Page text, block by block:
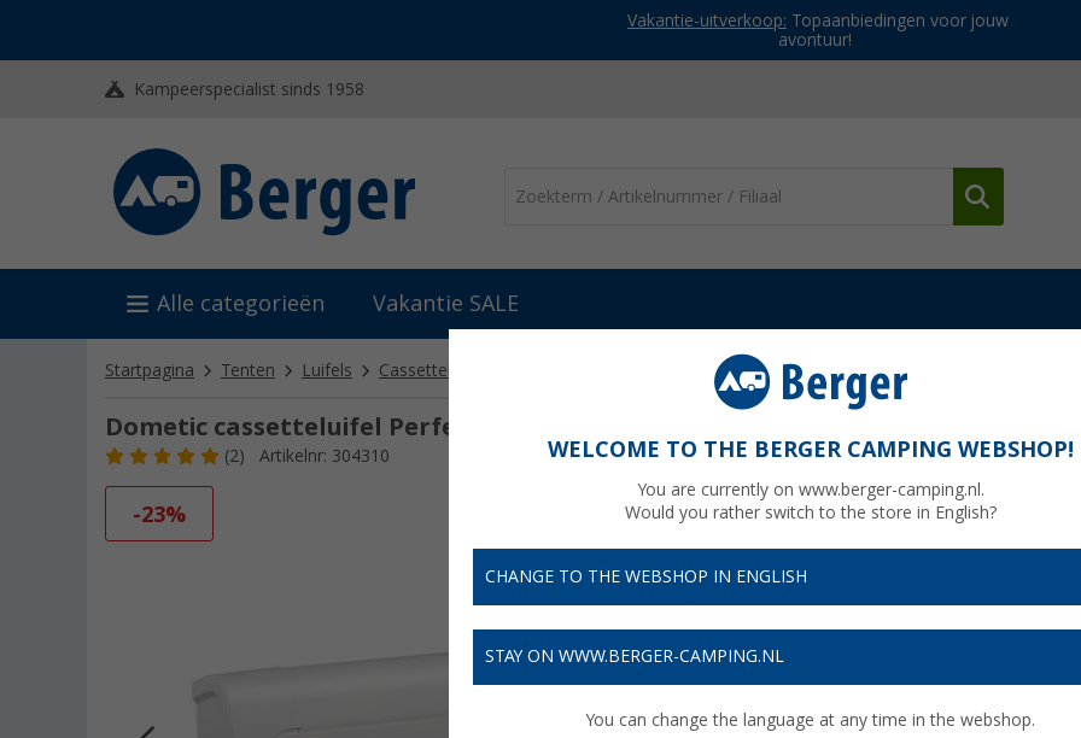
Vakantie-uitverkoop: Topaanbiedingen voor jouw
avontuur!
Kampeerspecialist sinds 1958
Alle categorieën Vakantie SALE
Startpagina Tenten Luifels Cassetteluifels Dometic cassetteluifel PerfectWall PW 1100 Wit / Horizon Grey
Dometic cassetteluifel PerfectWall PW 1100 Wit / Horizon Grey 260cm
(2) Artikelnr: 304310
-23%
€
Prijzen
19,17€
WELCOME TO THE BERGER CAMPING WEBSHOP!
You are currently on www.berger-camping.nl.
Would you rather switch to the store in English?
CHANGE TO THE WEBSHOP IN ENGLISH
STAY ON WWW.BERGER-CAMPING.NL
You can change the language at any time in the webshop.